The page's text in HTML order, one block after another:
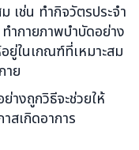
เช่น ทำกิจวัตรประจำ
ำกายภาพบำบัดอย่าง
ยู่ในเกณฑ์ที่เหมาะสม
าย
างถูกวิธีจะช่วยให้
สเกิดอาการ